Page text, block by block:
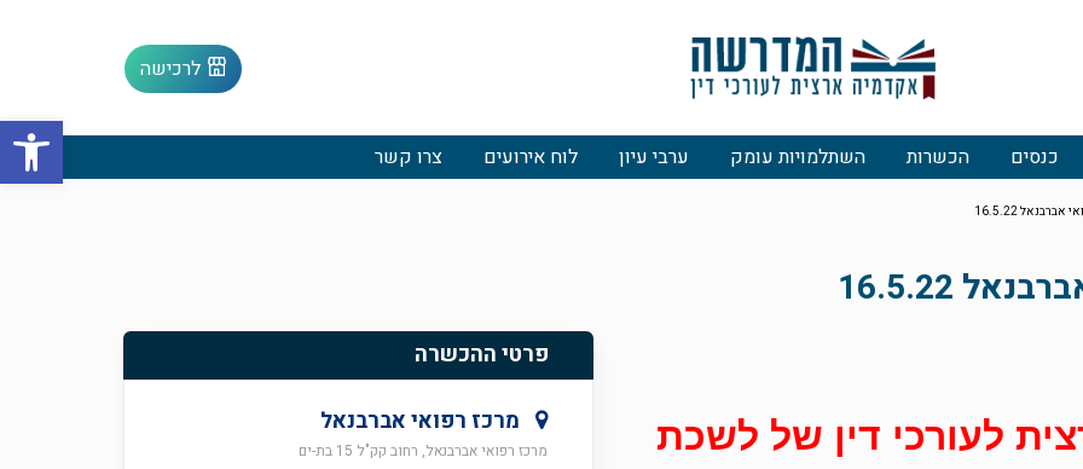
פתח
לרכישה
כנסים הכשרות השתלמויות עומק ערבי עיון לוח אירועים צרו קשר
16.5.22
16.5.22
לעורכי דין של לשכת
פרטי ההכשרה
מרכז רפואי אברבנאל
מרכז רפואי אברבנאל, רחוב קק"ל 15 בת-ים